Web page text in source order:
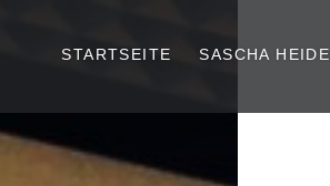
STARTSEITE SASCHA HEIDE